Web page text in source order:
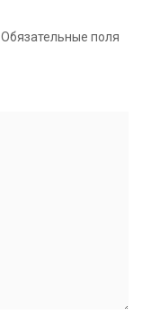
Обязательные поля